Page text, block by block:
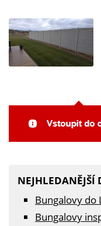
NEJHLEDANĚJŠÍ
Bungalovy do
Bungalovy